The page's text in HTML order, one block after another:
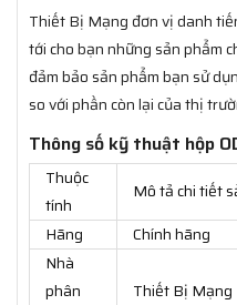
Thiết Bị Mạng đơn vị danh
tới cho bạn những sản phẩm
đảm bảo sản phẩm bạn sử
so với phần còn lại của thị
Thông số kỹ thuật hộp
Thuộc
tính
Mô tả chi tiết
Hãng
Chính hãng
Nhà
phân
Thiết Bị Mạng